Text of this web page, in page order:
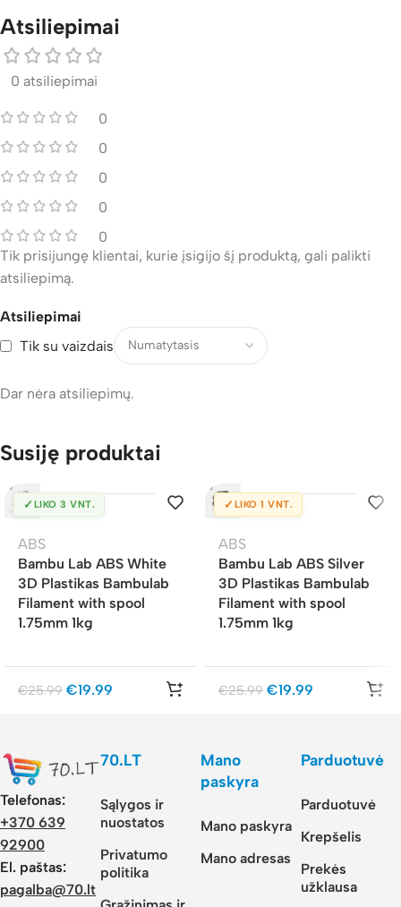
Atsiliepimai
0 atsiliepimai
0
0
0
0
0
Atsiliepimai
Tik su vaizdais
Dar nėra atsiliepimų.
Tik prisijungę klientai, kurie įsigijo šį produktą, gali palikti
atsiliepimą.
Susiję produktai
✓ LIKO 3 VNT.
ABS
Bambu Lab ABS White
3D Plastikas Bambulab
Filament with spool
1.75mm 1kg
€25.99 €19.99
✓ LIKO 1 VNT.
ABS
Bambu Lab ABS Silver
3D Plastikas Bambulab
Filament with spool
1.75mm 1kg
€25.99 €19.99
Telefonas:
+370 639
92900
El. paštas:
pagalba@70.lt
70.LT
Sąlygos ir
nuostatos
Privatumo
politika
Mano
paskyra
Mano paskyra
Mano adresas
Parduotuvė
Parduotuvė
Krepšelis
Prekės
užklausa